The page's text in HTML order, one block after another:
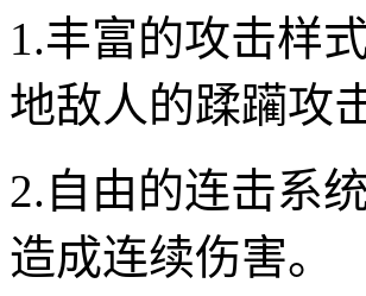
1.丰富的攻击样
地敌人的蹂躏攻
2.自由的连击系
造成连续伤害。